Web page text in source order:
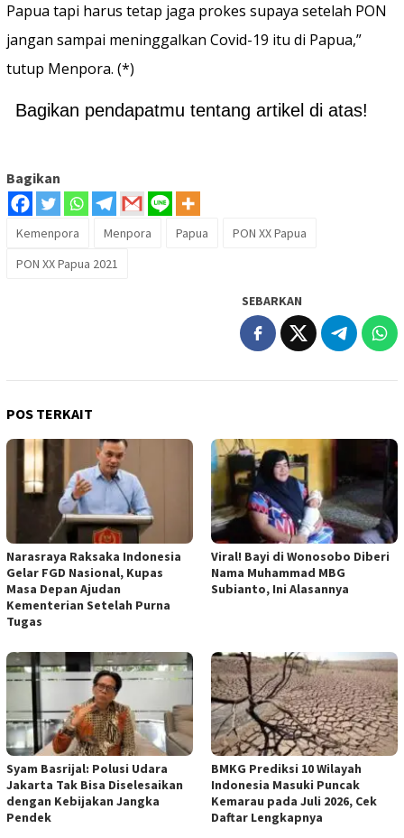
Papua tapi harus tetap jaga prokes supaya setelah PON
jangan sampai meninggalkan Covid-19 itu di Papua,”
tutup Menpora. (*)
Bagikan pendapatmu tentang artikel di atas!
Bagikan
Kemenpora Menpora Papua
PON XX Papua
PON XX Papua 2021
SEBARKAN
POS TERKAIT
Narasraya Raksaka Indonesia
Gelar FGD Nasional, Kupas
Masa Depan Ajudan
Kementerian Setelah Purna
Tugas
Viral! Bayi di Wonosobo Diberi
Nama Muhammad MBG
Subianto, Ini Alasannya
Syam Basrijal: Polusi Udara
Jakarta Tak Bisa Diselesaikan
dengan Kebijakan Jangka
Pendek
BMKG Prediksi 10 Wilayah
Indonesia Masuki Puncak
Kemarau pada Juli 2026, Cek
Daftar Lengkapnya